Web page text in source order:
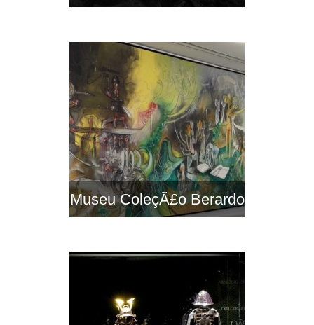
Museu ColeçÃ£o Berardo